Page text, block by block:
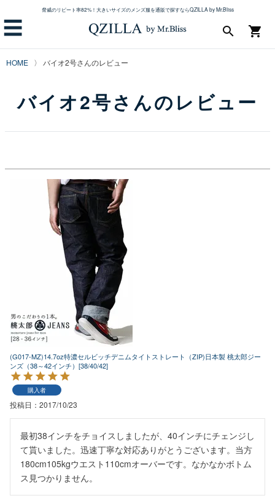
脅威のリピート率82%！大きいサイズのメンズ服を通販で探すならQZILLA by Mr.Bliss
☰ shopping_cart
search
HOME バイオ2号さんのレビュー
バイオ2号さんのレビュー
(G017-MZ)14.7oz特濃セルビッチデニムタイトストレート（ZIP)日本製 桃太郎ジー
ンズ（38～42インチ）[38/40/42]
購入者
投稿日 2017/10/23
最初38インチをチョイスしましたが、40インチにチェンジし
て貰いました。迅速丁寧な対応ありがとうございます。当方
180cm105kgウエスト110cmオーバーです。なかなかボトム
ス見つかりません。